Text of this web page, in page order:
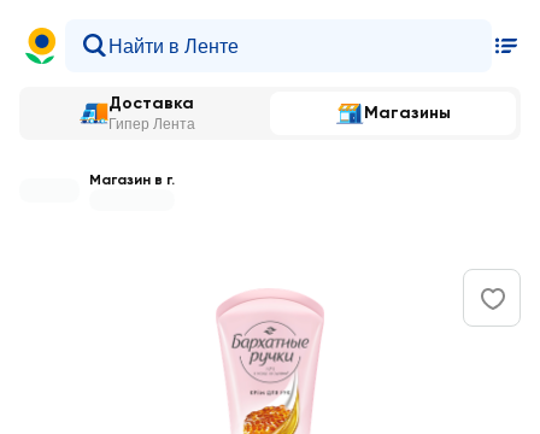
Доставка
Гипер Лента
Магазины
Магазин в г.